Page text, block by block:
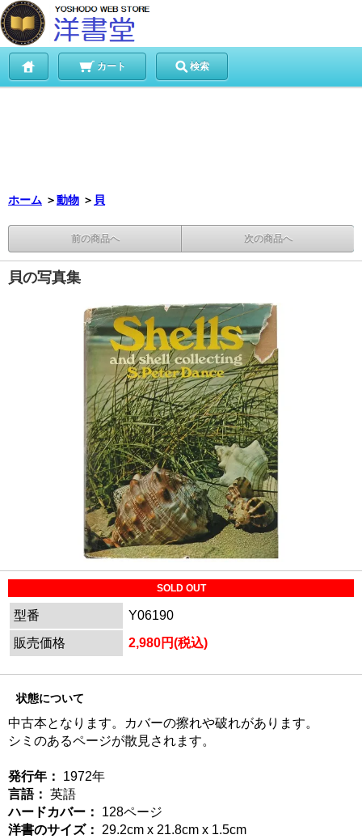
カート 検索
ホーム ＞動物 ＞ 貝
前の商品へ 次の商品へ
貝の写真集
SOLD OUT
型番
Y06190
販売価格
2,980円(税込)
状態について
中古本となります。カバーの擦れや破れがあります。
シミのあるページが散見されます。
発行年：
1972年
言語： 英語
ハードカバー：
128ページ
洋書のサイズ：
29.2cm x 21.8cm x 1.5cm